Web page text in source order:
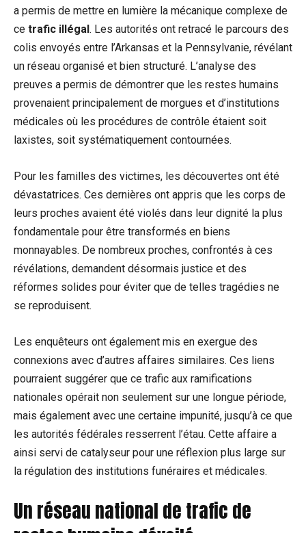
a permis de mettre en lumière la mécanique complexe de
ce trafic illégal . Les autorités ont retracé le parcours des
colis envoyés entre l’Arkansas et la Pennsylvanie, révélant
un réseau organisé et bien structuré. L’analyse des
preuves a permis de démontrer que les restes humains
provenaient principalement de morgues et d’institutions
médicales où les procédures de contrôle étaient soit
laxistes, soit systématiquement contournées.
Pour les familles des victimes, les découvertes ont été
dévastatrices. Ces dernières ont appris que les corps de
leurs proches avaient été violés dans leur dignité la plus
fondamentale pour être transformés en biens
monnayables. De nombreux proches, confrontés à ces
révélations, demandent désormais justice et des
réformes solides pour éviter que de telles tragédies ne
se reproduisent.
Les enquêteurs ont également mis en exergue des
connexions avec d’autres affaires similaires. Ces liens
pourraient suggérer que ce trafic aux ramifications
nationales opérait non seulement sur une longue période,
mais également avec une certaine impunité, jusqu’à ce que
les autorités fédérales resserrent l’étau. Cette affaire a
ainsi servi de catalyseur pour une réflexion plus large sur
la régulation des institutions funéraires et médicales.
Un réseau national de trafic de